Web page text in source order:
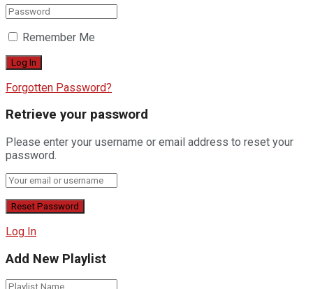
Remember Me
Forgotten Password?
Retrieve your password
Please enter your username or email address to reset your
password.
Log In
Add New Playlist